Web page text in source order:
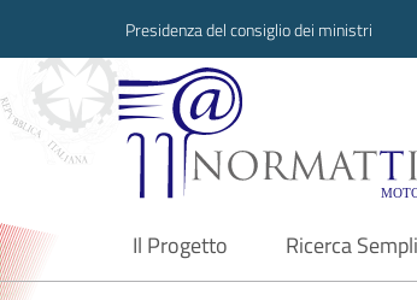
Presidenza del consiglio dei ministri
Normattiva
Il Progetto
current Ricerca